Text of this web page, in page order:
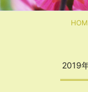
2019